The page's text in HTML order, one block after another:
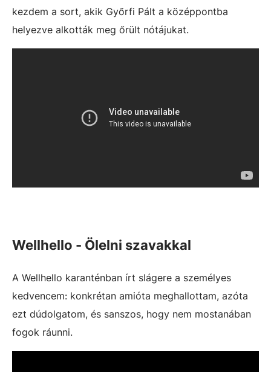
kezdem a sort, akik Győrfi Pált a középpontba
helyezve alkották meg őrült nótájukat.
Wellhello - Ölelni szavakkal
A Wellhello karanténban írt slágere a személyes
kedvencem: konkrétan amióta meghallottam, azóta
ezt dúdolgatom, és sanszos, hogy nem mostanában
fogok ráunni.